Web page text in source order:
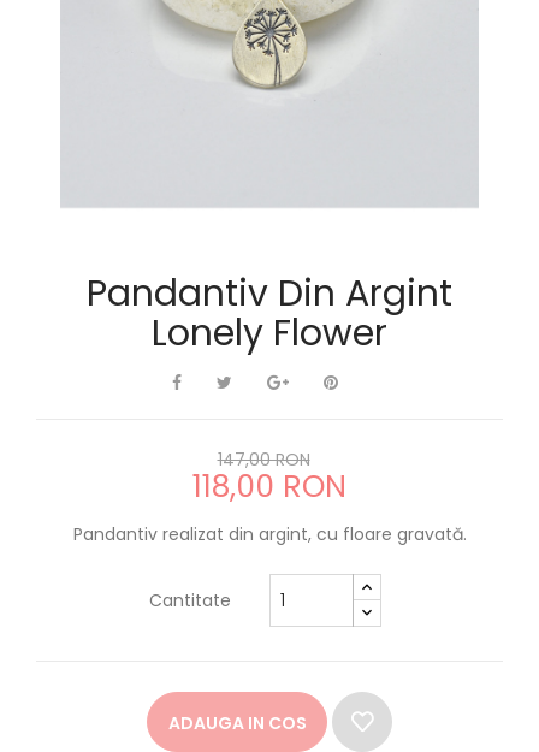
Pandantiv Din Argint
Lonely Flower
147,00 RON
118,00 RON
Pandantiv realizat din argint, cu floare gravată.
Cantitate
ADAUGA IN COS